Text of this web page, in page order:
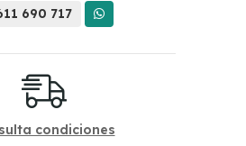
690 717
condiciones